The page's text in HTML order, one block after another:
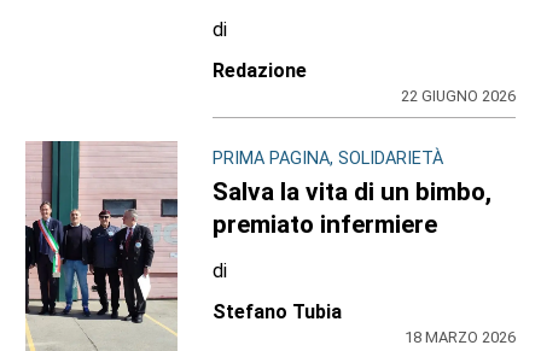
di
Redazione
22 GIUGNO 2026
PRIMA PAGINA, SOLIDARIETÀ
Salva la vita di un bimbo,
premiato infermiere
di
Stefano Tubia
18 MARZO 2026